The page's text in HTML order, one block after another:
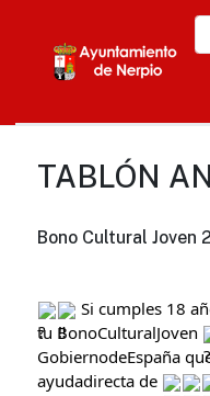
TABLÓN
Bono Cultural Joven
Si cumples 18
tu BonoCulturalJoven
GobiernodeEspaña
ayudadirecta de